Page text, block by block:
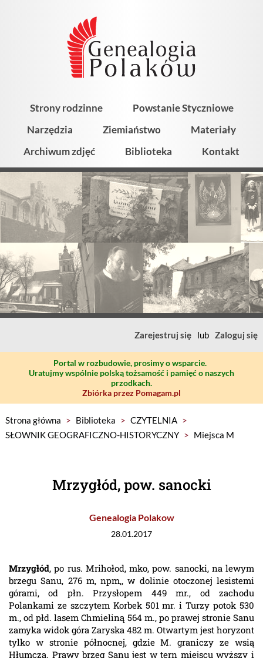
Strony rodzinne
Powstanie Styczniowe
Narzędzia
Ziemiaństwo
Materiały
Archiwum zdjęć
Biblioteka Kontakt
Zarejestruj się lub Zaloguj się
Portal w rozbudowie, prosimy o wsparcie.
Uratujmy wspólnie polską tożsamość i pamięć o naszych
przodkach.
Zbiórka przez Pomagam.pl
Strona główna > Biblioteka > CZYTELNIA >
SŁOWNIK GEOGRAFICZNO-HISTORYCZNY > Miejsca M
Mrzygłód, pow. sanocki
Genealogia Polakow
28.01.2017
Mrzygłód, po rus. Mrihołod, mko, pow. sanocki, na lewym
brzegu Sanu, 276 m, npm,, w dolinie otoczonej lesistemi
górami, od płn. Przysłopem 449 mr., od zachodu
Polankami ze szczytem Korbek 501 mr. i Turzy potok 530
m., od płd. lasem Chmieliną 564 m., po prawej stronie Sanu
zamyka widok góra Zaryska 482 m. Otwartym jest horyzont
tylko w stronie północnej, gdzie M. graniczy ze wsią
Hłumcza. Prawy brzeg Sanu jest w tern miejscu wyższy i